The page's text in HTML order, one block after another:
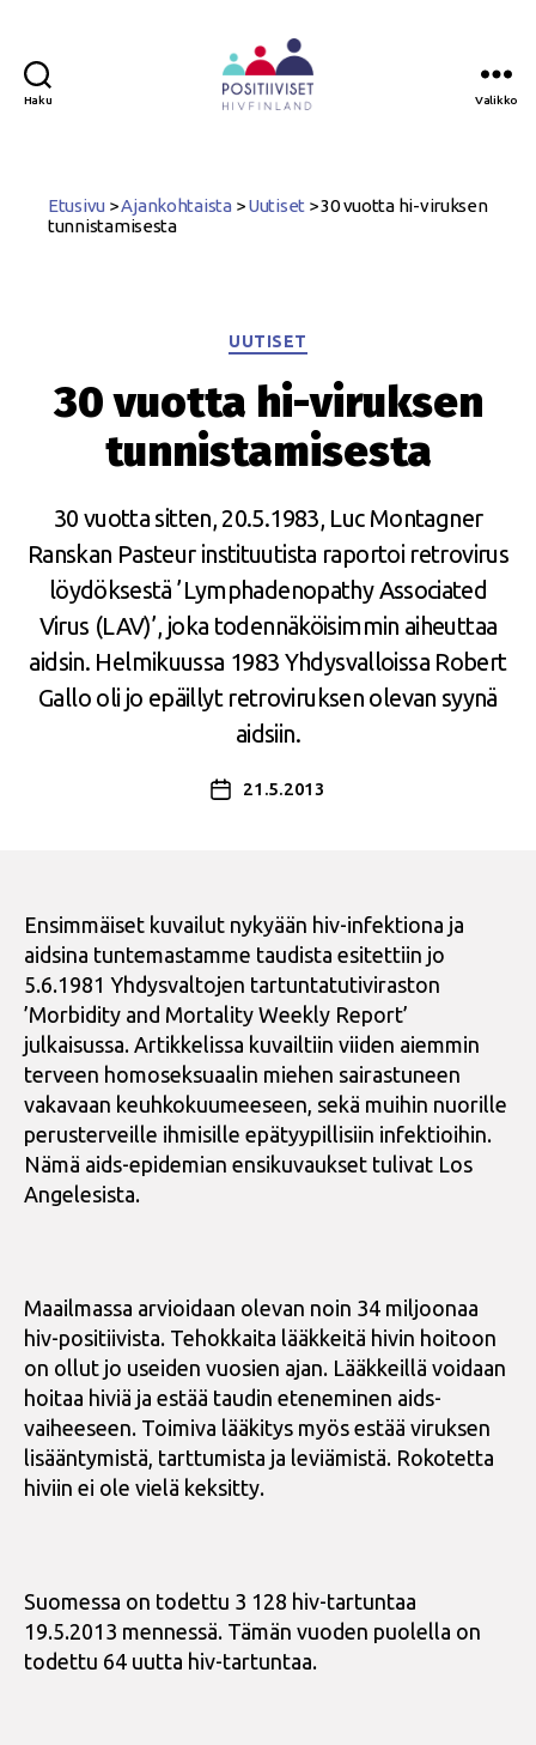
Haku Valikko
Etusivu >Ajankohtaista >Uutiset >30 vuotta hi-viruksen
tunnistamisesta
Kategoriat
UUTISET
30 vuotta hi-viruksen
tunnistamisesta
30 vuotta sitten, 20.5.1983, Luc Montagner
Ranskan Pasteur instituutista raportoi retrovirus
löydöksestä ’Lymphadenopathy Associated
Virus (LAV)’, joka todennäköisimmin aiheuttaa
aidsin. Helmikuussa 1983 Yhdysvalloissa Robert
Gallo oli jo epäillyt retroviruksen olevan syynä
aidsiin.
Julkaisupäivämäärä
21.5.2013
Ensimmäiset kuvailut nykyään hiv-infektiona ja
aidsina tuntemastamme taudista esitettiin jo
5.6.1981 Yhdysvaltojen tartuntatutiviraston
’Morbidity and Mortality Weekly Report’
julkaisussa. Artikkelissa kuvailtiin viiden aiemmin
terveen homoseksuaalin miehen sairastuneen
vakavaan keuhkokuumeeseen, sekä muihin nuorille
perusterveille ihmisille epätyypillisiin infektioihin.
Nämä aids-epidemian ensikuvaukset tulivat Los
Angelesista.
Maailmassa arvioidaan olevan noin 34 miljoonaa
hiv-positiivista. Tehokkaita lääkkeitä hivin hoitoon
on ollut jo useiden vuosien ajan. Lääkkeillä voidaan
hoitaa hiviä ja estää taudin eteneminen aids-
vaiheeseen. Toimiva lääkitys myös estää viruksen
lisääntymistä, tarttumista ja leviämistä. Rokotetta
hiviin ei ole vielä keksitty.
Suomessa on todettu 3 128 hiv-tartuntaa
19.5.2013 mennessä. Tämän vuoden puolella on
todettu 64 uutta hiv-tartuntaa.